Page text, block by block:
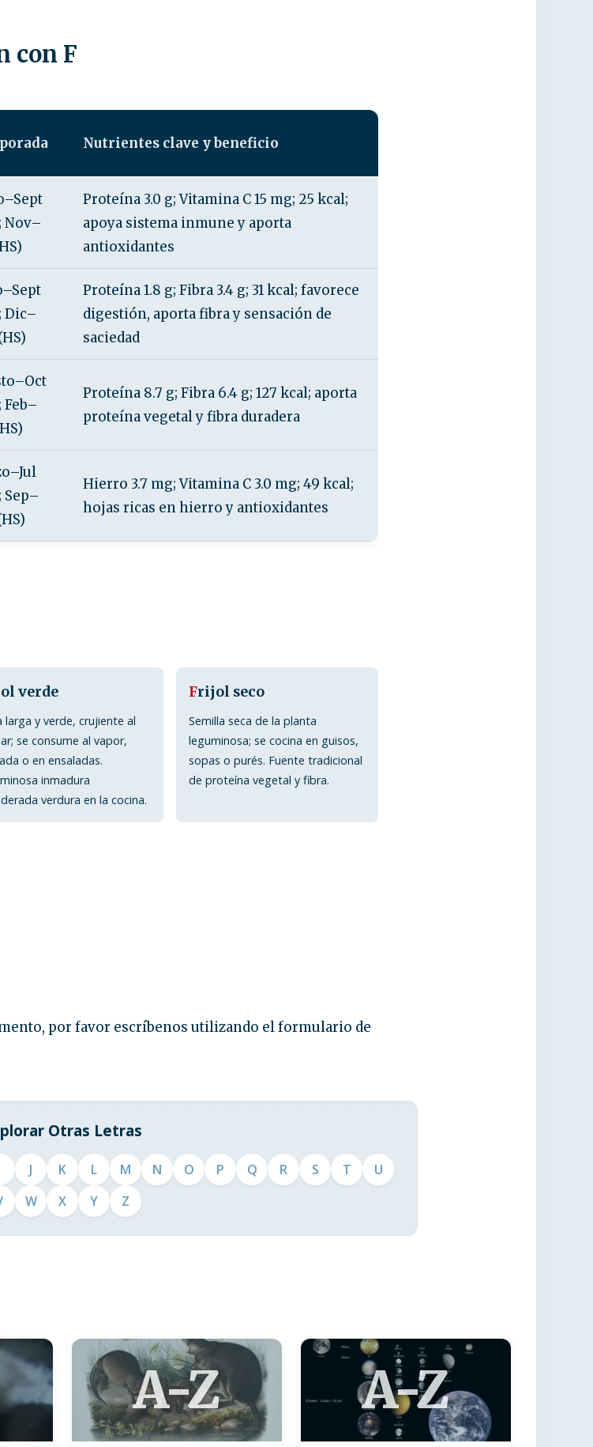
con F
Nutrientes clave y beneficio
Nov–
Proteína 3.0 g; Vitamina C 15 mg; 25 kcal;
apoya sistema inmune y aporta
antioxidantes
Dic–
Proteína 1.8 g; Fibra 3.4 g; 31 kcal; favorece
digestión, aporta fibra y sensación de
saciedad
Feb–
Proteína 8.7 g; Fibra 6.4 g; 127 kcal; aporta
proteína vegetal y fibra duradera
Sep–
Hierro 3.7 mg; Vitamina C 3.0 mg; 49 kcal;
hojas ricas en hierro y antioxidantes
verde
larga y verde, crujiente al
se consume al vapor,
o en ensaladas.
inmadura
verdura en la cocina.
Frijol seco
Semilla seca de la planta
leguminosa; se cocina en guisos,
sopas o purés. Fuente tradicional
de proteína vegetal y fibra.
por favor escríbenos utilizando el formulario de
Otras Letras
J K L M N O P Q R S T
U
W X Y Z
A-Z A-Z